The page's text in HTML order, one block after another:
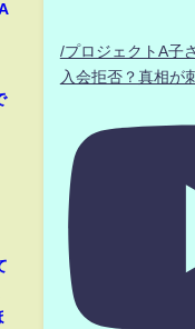
/プロジェクトA
入会拒否？真相が